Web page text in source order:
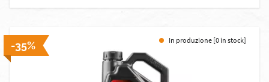
-35% In produzione [0 in stock]